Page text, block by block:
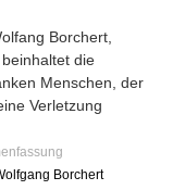
Borchert,
die
Menschen, der
Verletzung
Borchert